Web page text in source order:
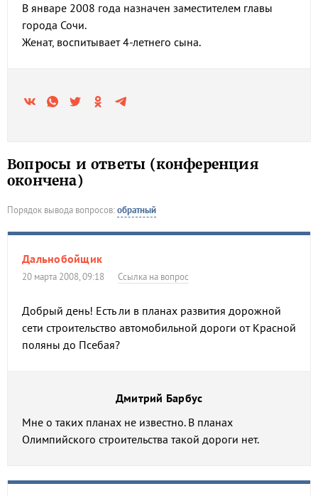
В январе 2008 года назначен заместителем главы
города Сочи.
Женат, воспитывает 4-летнего сына.
Вопросы и ответы (конференция
окончена)
Порядок вывода вопросов:обратный
Дальнобойщик
20 марта 2008, 09:18 Ссылка на вопрос
Добрый день! Есть ли в планах развития дорожной
сети строительство автомобильной дороги от Красной
поляны до Псебая?
Дмитрий Барбус
Мне о таких планах не известно. В планах
Олимпийского строительства такой дороги нет.